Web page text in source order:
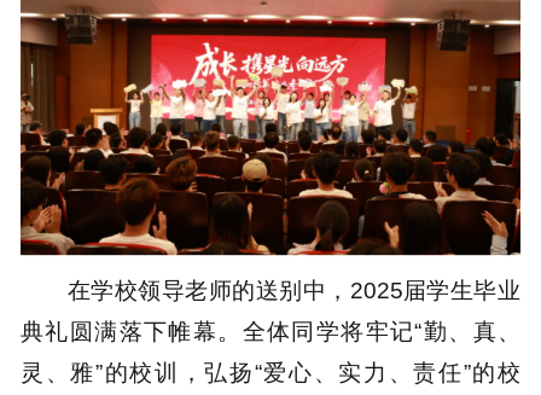
在学校领导老师的送别中，2025届学生毕业
典礼圆满落下帷幕。全体同学将牢记“勤、真、
灵、雅”的校训，弘扬“爱心、实力、责任”的校